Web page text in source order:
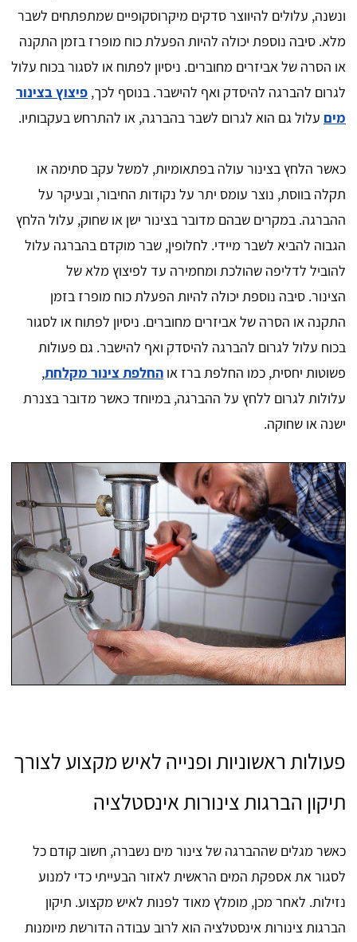
ונשנה, עלולים להיווצר סדקים מיקרוסקופיים שמתפתחים לשבר
מלא. סיבה נוספת יכולה להיות הפעלת כוח מופרז בזמן התקנה
או הסרה של אביזרים מחוברים. ניסיון לפתוח או לסגור בכוח עלול
לגרום להברגה להיסדק ואף להישבר. בנוסף לכך, פיצוץ בצינור
מים עלול גם הוא לגרום לשבר בהברגה, או להתרחש בעקבותיו.
כאשר הלחץ בצינור עולה בפתאומיות, למשל עקב סתימה או
תקלה בווסת, נוצר עומס יתר על נקודות החיבור, ובעיקר על
ההברגה. במקרים שבהם מדובר בצינור ישן או שחוק, עלול הלחץ
הגבוה להביא לשבר מיידי. לחלופין, שבר מוקדם בהברגה עלול
להוביל לדליפה שהולכת ומחמירה עד לפיצוץ מלא של
הצינור. סיבה נוספת יכולה להיות הפעלת כוח מופרז בזמן
התקנה או הסרה של אביזרים מחוברים. ניסיון לפתוח או לסגור
בכוח עלול לגרום להברגה להיסדק ואף להישבר. גם פעולות
פשוטות יחסית, כמו החלפת ברז או החלפת צינור מקלחת,
עלולות לגרום ללחץ על ההברגה, במיוחד כאשר מדובר בצנרת
ישנה או שחוקה.
פעולות ראשוניות ופנייה לאיש מקצוע לצורך
תיקון הברגות צינורות אינסטלציה
כאשר מגלים שההברגה של צינור מים נשברה, חשוב קודם כל
לסגור את אספקת המים הראשית לאזור הבעייתי כדי למנוע
נזילות. לאחר מכן, מומלץ מאוד לפנות לאיש מקצוע. תיקון
הברגות צינורות אינסטלציה הוא לרוב עבודה הדורשת מיומנות